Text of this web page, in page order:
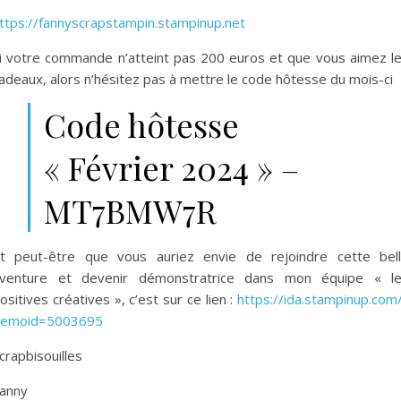
fannyscrapstampin.stampinup.net
votre commande n’atteint pas 200 euros et que vous aimez
alors n’hésitez pas à mettre le code hôtesse du mois-ci
Code hôtesse
« Février 2024 » –
MT7BMW7R
peut-être que vous auriez envie de rejoindre cette
et devenir démonstratrice dans mon équipe «
créatives », c’est sur ce lien : https://